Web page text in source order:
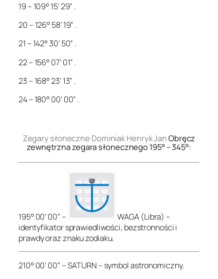
19 – 109° 15’ 29” .
20 – 126° 58’ 19” .
21 – 142° 30’ 50” .
22 – 156° 07’ 01” .
23 – 168° 23’ 13” .
24 – 180° 00’ 00” .
Zegary słoneczne Dominiak Henryk JanObręcz
zewnętrzna zegara słonecznego 195° – 345°:
195° 00’ 00” –
WAGA (Libra) –
identyfikator sprawiedliwości, bezstronności i
prawdy oraz znaku zodiaku.
210° 00’ 00” – SATURN – symbol astronomiczny.